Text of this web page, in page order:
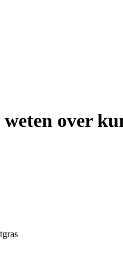
over